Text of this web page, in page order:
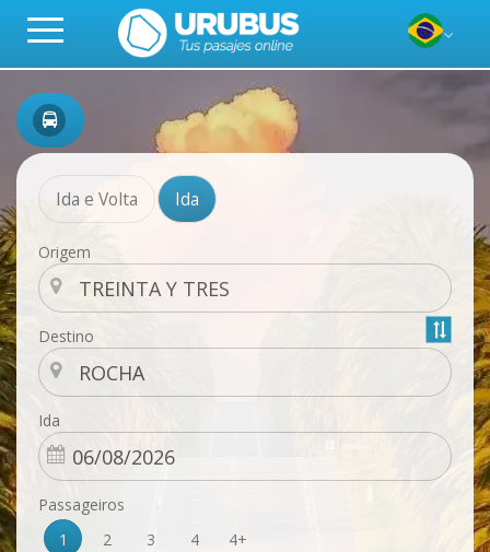
Ida e Volta Ida
Origem
Destino
Ida
Passageiros
1
2 3 4 4+